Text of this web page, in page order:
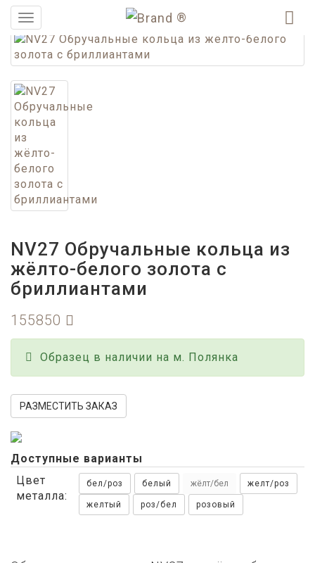
Меню ®
NV27 Обручальные кольца из
жёлто-белого золота с
бриллиантами
155850
Образец в наличии на м. Полянка
РАЗМЕСТИТЬ ЗАКАЗ
Доступные варианты
Цвет
металла:
бел/роз белый жёлт/бел желт/роз
желтый роз/бел розовый